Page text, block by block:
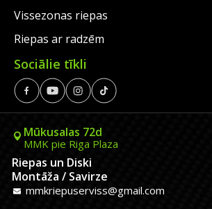
Vissezonas riepas
Riepas ar radzēm
Sociālie tīkli
Mūkusalas 72d
MMK pie Riga Plaza
Riepas un Diski
Montāža / Savirze
mmkriepuserviss@gmail.com